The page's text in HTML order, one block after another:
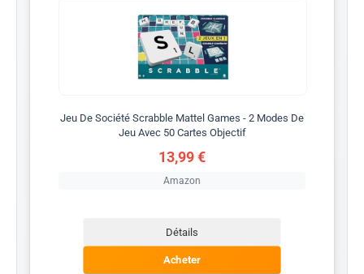
Jeu De Société Scrabble Mattel Games - 2 Modes De
Jeu Avec 50 Cartes Objectif
13,99 €
Amazon
Détails
Acheter